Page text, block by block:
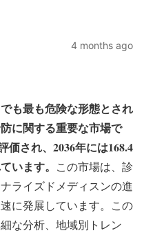
4 months ago
も最も危険な形態とされ
に関する重要な市場で
価され、2036年には168.4
います。 この市場は、診
ライズドメディスンの進
に発展しています。この
な分析、地域別トレン